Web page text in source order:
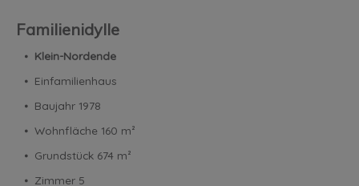
Familienidylle
⦁ Klein-Nordende
⦁ Einfamilienhaus
⦁ Baujahr 1978
⦁ Wohnfläche 160 m²
⦁ Grundstück 674 m²
⦁ Zimmer 5